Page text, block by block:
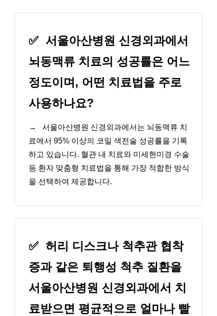
✅ 서울아산병원 신경외과에서
뇌동맥류 치료의 성공률은 어느
정도이며, 어떤 치료법을 주로
사용하나요?
→
서울아산병원 신경외과에서는 뇌동맥류 치
료에서 95% 이상의 코일 색전술 성공률을 기록
하고 있습니다. 혈관 내 치료와 미세현미경 수술
등 환자 맞춤형 치료법을 통해 가장 적합한 방식
을 선택하여 제공합니다.
✅ 허리 디스크나 척추관 협착
증과 같은 퇴행성 척추 질환을
서울아산병원 신경외과에서 치
료받으면 평균적으로 얼마나 빨